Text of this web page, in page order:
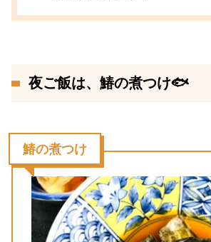
夜ご飯は、鰆の煮つけ🐟
鰆の煮つけ